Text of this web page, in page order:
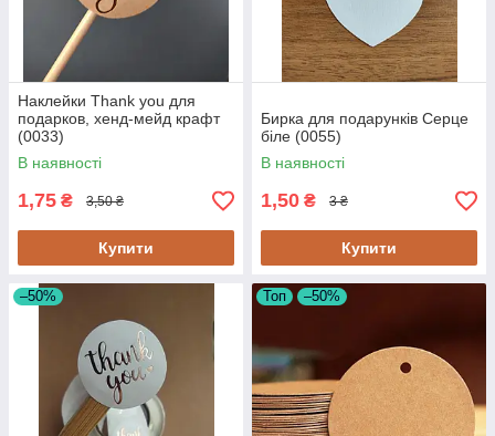
Наклейки Thank you для
подарков, хенд-мейд крафт
(0033)
В наявності
1,75 ₴ 3,50 ₴
Купити
Бирка для подарунків Серце
біле (0055)
В наявності
1,50 ₴ 3 ₴
Купити
–50% Топ –50%